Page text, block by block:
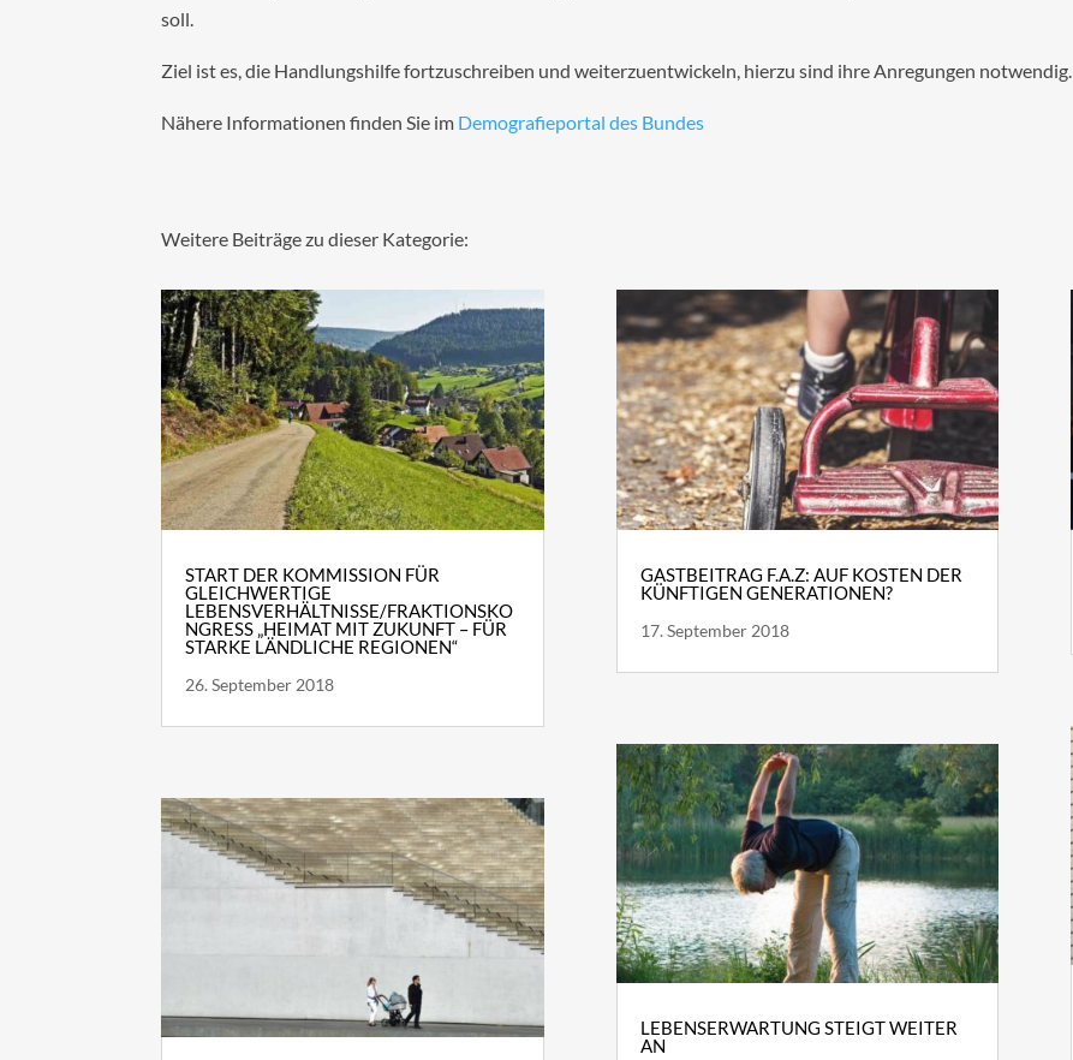
soll.
Ziel ist es, die Handlungshilfe fortzuschreiben und weiterzuentwickeln, hierzu sind ihre Anregungen notwendig.
Nähere Informationen finden Sie im Demografieportal des Bundes
Weitere Beiträge zu dieser Kategorie:
START DER KOMMISSION FÜR
GLEICHWERTIGE
LEBENSVERHÄLTNISSE/FRAKTIONSKO
NGRESS „HEIMAT MIT ZUKUNFT – FÜR
STARKE LÄNDLICHE REGIONEN“
26. September 2018
GASTBEITRAG F.A.Z: AUF KOSTEN DER
KÜNFTIGEN GENERATIONEN?
17. September 2018
LEBENSERWARTUNG STEIGT WEITER
AN